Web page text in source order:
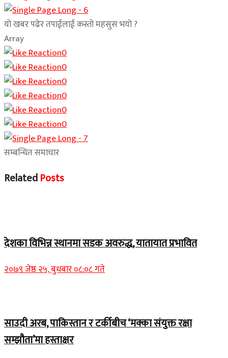
यो खबर पढेर तपाईलाई कस्तो महसुस भयो ?
Array
0
0
0
0
0
0
सम्बन्धित समाचार
RelatedPosts
देशका विभिन्न स्थानमा सडक अवरुद्ध, यातायात प्रभावित
२०७९ जेष्ठ २५, बुधबार ०८:०८ गते
साउदी अरब, पाकिस्तान र टर्कीबीच ‘मक्का संयुक्त रक्षा
सम्झौता’मा हस्ताक्षर